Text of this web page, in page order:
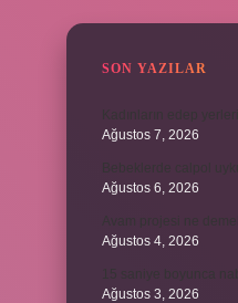
SON YAZILAR
Ağustos 7, 2026
Ağustos 6, 2026
Ağustos 4, 2026
Ağustos 3, 2026